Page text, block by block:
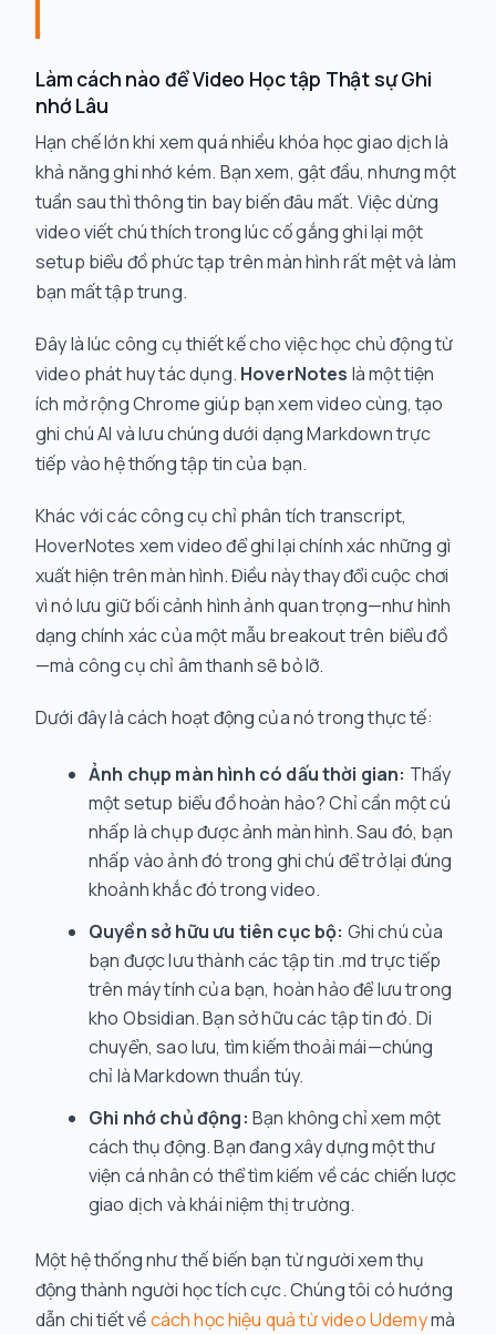
Làm cách nào để Video Học tập Thật sự Ghi
nhớ Lâu
Hạn chế lớn khi xem quá nhiều khóa học giao dịch là
khả năng ghi nhớ kém. Bạn xem, gật đầu, nhưng một
tuần sau thì thông tin bay biến đâu mất. Việc dừng
video viết chú thích trong lúc cố gắng ghi lại một
setup biểu đồ phức tạp trên màn hình rất mệt và làm
bạn mất tập trung.
Đây là lúc công cụ thiết kế cho việchọc chủ độngtừ
video phát huy tác dụng. HoverNotes là một tiện
ích mở rộng Chrome giúp bạn xem video cùng, tạo
ghi chú AI và lưu chúng dưới dạng Markdown trực
tiếp vào hệ thống tập tin của bạn.
Khác với các công cụ chỉ phân tích transcript,
HoverNotes xem video để ghi lại chính xác những gì
xuất hiện trên màn hình. Điều này thay đổi cuộc chơi
vì nó lưu giữ bối cảnh hình ảnh quan trọng—như hình
dạng chính xác của một mẫu breakout trên biểu đồ
—mà công cụ chỉ âm thanh sẽ bỏ lỡ.
Dưới đây là cách hoạt động của nó trong thực tế:
Ảnh chụp màn hình có dấu thời gian: Thấy
một setup biểu đồ hoàn hảo? Chỉ cần một cú
nhấp là chụp được ảnh màn hình. Sau đó, bạn
nhấp vào ảnh đó trong ghi chú để trở lại đúng
khoảnh khắc đó trong video.
Quyền sở hữu ưu tiên cục bộ: Ghi chú của
bạn được lưu thành các tập tin .md trực tiếp
trên máy tính của bạn, hoàn hảo để lưu trong
kho Obsidian. Bạn sở hữu các tập tin đó. Di
chuyển, sao lưu, tìm kiếm thoải mái—chúng
chỉ là Markdown thuần túy.
Ghi nhớ chủ động: Bạn không chỉ xem một
cách thụ động. Bạn đang xây dựng một thư
viện cá nhân có thể tìm kiếm về các chiến lược
giao dịch và khái niệm thị trường.
Một hệ thống như thế biến bạn từ người xem thụ
động thành người học tích cực. Chúng tôi có hướng
dẫn chi tiết vềcách học hiệu quả từ video Udemymà